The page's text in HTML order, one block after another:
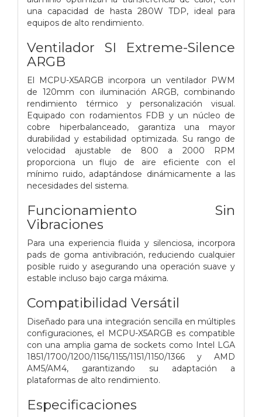
una capacidad de hasta 280W TDP, ideal para
equipos de alto rendimiento.
Ventilador SI Extreme-Silence
ARGB
El MCPU-X5ARGB incorpora un ventilador PWM
de 120mm con iluminación ARGB, combinando
rendimiento térmico y personalización visual.
Equipado con rodamientos FDB y un núcleo de
cobre hiperbalanceado, garantiza una mayor
durabilidad y estabilidad optimizada. Su rango de
velocidad ajustable de 800 a 2000 RPM
proporciona un flujo de aire eficiente con el
mínimo ruido, adaptándose dinámicamente a las
necesidades del sistema.
Funcionamiento Sin
Vibraciones
Para una experiencia fluida y silenciosa, incorpora
pads de goma antivibración, reduciendo cualquier
posible ruido y asegurando una operación suave y
estable incluso bajo carga máxima.
Compatibilidad Versátil
Diseñado para una integración sencilla en múltiples
configuraciones, el MCPU-X5ARGB es compatible
con una amplia gama de sockets como Intel LGA
1851/1700/1200/1156/1155/1151/1150/1366 y AMD
AM5/AM4, garantizando su adaptación a
plataformas de alto rendimiento.
Especificaciones